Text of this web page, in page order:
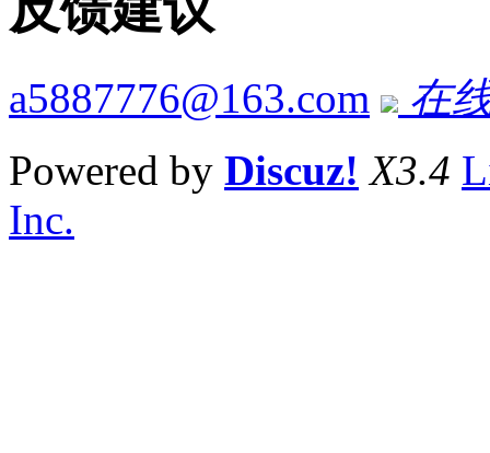
a5887776@163.com
在
Powered by Discuz! X3.4
Inc.